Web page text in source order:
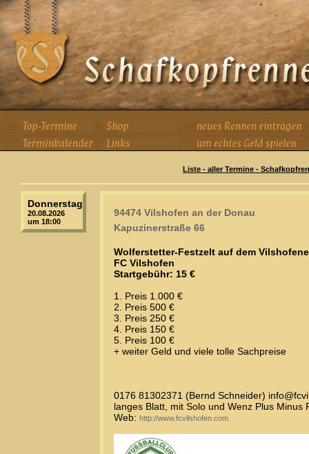
Liste - aller Termine -
Donnerstag
20.08.2026
um 18:00
94474 Vilshofen an der Donau
Kapuzinerstraße 66
Wolferstetter-Festzelt auf dem
FC Vilshofen
Startgebühr: 15 €
1. Preis 1.000 €
2. Preis 500 €
3. Preis 250 €
4. Preis 150 €
5. Preis 100 €
+ weiter Geld und viele tolle Sachpreise
0176 81302371 (Bernd Schneider)
langes Blatt, mit Solo und Wenz Plus Minus
Web: http://www.fcvilshofen.com